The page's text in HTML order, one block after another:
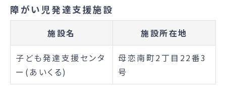
障がい児発達支援施設
施設名 施設所在地
子ども発達支援センタ
ー(あいくる)
母恋南町2丁目22番3
号